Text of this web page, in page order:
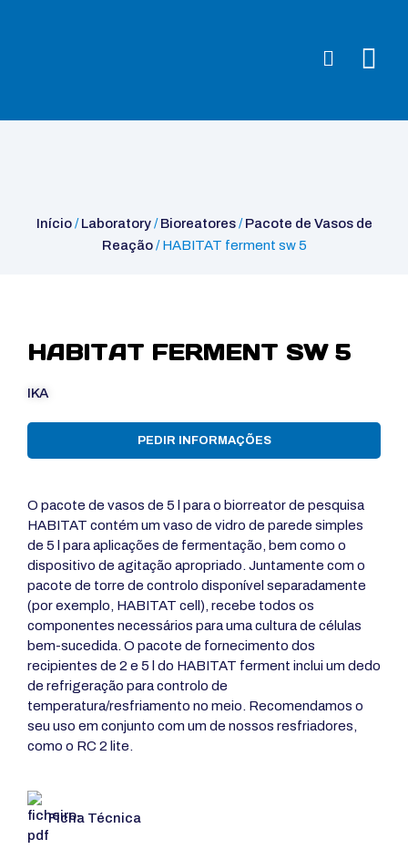
Início/Laboratory/Bioreatores/Pacote de Vasos de
Reação/ HABITAT ferment sw 5
HABITAT FERMENT SW 5
IKA
PEDIR INFORMAÇÕES
O pacote de vasos de 5 l para o biorreator de pesquisa
HABITAT contém um vaso de vidro de parede simples
de 5 l para aplicações de fermentação, bem como o
dispositivo de agitação apropriado. Juntamente com o
pacote de torre de controlo disponível separadamente
(por exemplo, HABITAT cell), recebe todos os
componentes necessários para uma cultura de células
bem-sucedida. O pacote de fornecimento dos
recipientes de 2 e 5 l do HABITAT ferment inclui um dedo
de refrigeração para controlo de
temperatura/resfriamento no meio. Recomendamos o
seu uso em conjunto com um de nossos resfriadores,
como o RC 2 lite.
Ficha Técnica